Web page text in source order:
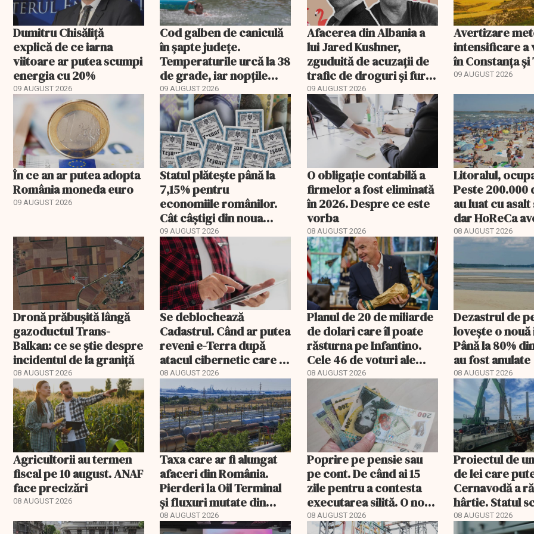
Dumitru Chisăliță
explică de ce iarna
viitoare ar putea scumpi
energia cu 20%
09 AUGUST 2026
Cod galben de caniculă
în șapte județe.
Temperaturile urcă la 38
de grade, iar nopțile
devin tropicale
09 AUGUST 2026
Afacerea din Albania a
lui Jared Kushner,
zguduită de acuzații de
trafic de droguri și furt
de terenuri. Anchetă
WSJ
09 AUGUST 2026
Avertizare
intensificare a
în Constanța și
09 AUGUST 2026
În ce an ar putea adopta
România moneda euro
09 AUGUST 2026
Statul plătește până la
7,15% pentru
economiile românilor.
Cât câștigi din noua
ediție TEZAUR
09 AUGUST 2026
O obligație contabilă a
firmelor a fost eliminată
în 2026. Despre ce este
vorba
08 AUGUST 2026
Litoralul,
Peste
au luat cu
dar HoReCa
„Nu avem un
profit”
08 AUGUST 2026
Dronă prăbușită lângă
gazoductul Trans-
Balkan: ce se știe despre
incidentul de la graniță
08 AUGUST 2026
Se deblochează
Cadastrul. Când ar putea
reveni e-Terra după
atacul cibernetic care a
blocat tranzacțiile
imobiliare
08 AUGUST 2026
Planul de 20 de miliarde
de dolari care îl poate
răsturna pe Infantino.
Cele 46 de voturi ale
Asiei decid viitorul FIFA
08 AUGUST 2026
Dezastrul de
lovește o
Până la 80%
au fost anulate
08 AUGUST 2026
Agricultorii au termen
fiscal pe 10 august. ANAF
face precizări
08 AUGUST 2026
Taxa care ar fi alungat
afaceri din România.
Pierderi la Oil Terminal
și fluxuri mutate din
Portul Constanța
08 AUGUST 2026
Poprire pe pensie sau
pe cont. De când ai 15
zile pentru a contesta
executarea silită. O nouă
decizie CCR
08 AUGUST 2026
Proiectul de
de lei care
Cernavodă a
hârtie. Statul
acum barje în
08 AUGUST 2026